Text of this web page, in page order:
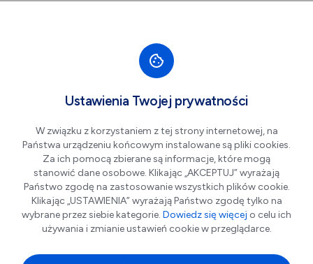
Serwis Chojnowska 23
Serwis telefonów z tradycją – Twoje urządzenie w
Ustawienia Twojej prywatności
W związku z korzystaniem z tej strony internetowej, na
Państwa urządzeniu końcowym instalowane są pliki cookies.
Za ich pomocą zbierane są informacje, które mogą
stanowić dane osobowe. Klikając „AKCEPTUJ” wyrażają
Państwo zgodę na zastosowanie wszystkich plików cookie.
Klikając „USTAWIENIA” wyrażają Państwo zgodę tylko na
wybrane przez siebie kategorie. Dowiedz się więcej o celu ich
używania i zmianie ustawień cookie w przeglądarce.